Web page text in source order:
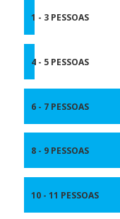
1 - 3 PESSOAS
4 - 5 PESSOAS
6 - 7 PESSOAS
8 - 9 PESSOAS
10 - 11 PESSOAS